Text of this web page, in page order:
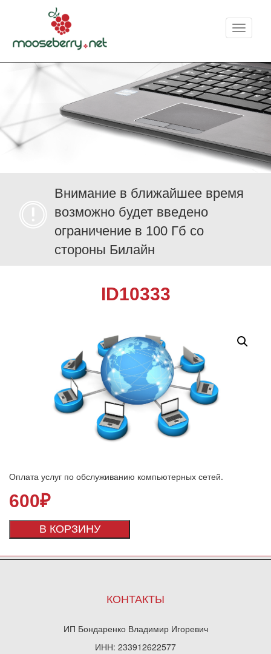
Меню
Внимание в ближайшее время
возможно будет введено
ограничение в 100 Гб со
стороны Билайн
ID10333
Оплата услуг по обслуживанию компьютерных сетей.
600₽
В КОРЗИНУ
КОНТАКТЫ
ИП Бондаренко Владимир Игоревич
ИНН: 233912622577